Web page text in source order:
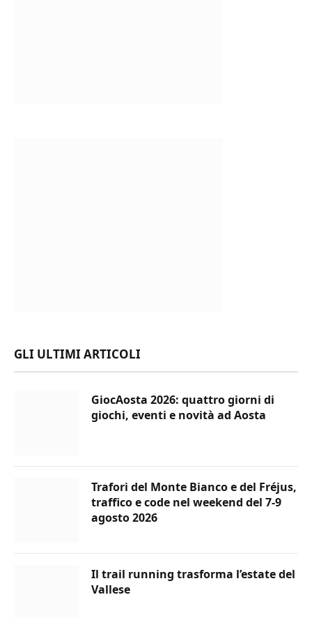
GLI ULTIMI ARTICOLI
GiocAosta 2026: quattro giorni di
giochi, eventi e novità ad Aosta
Trafori del Monte Bianco e del Fréjus,
traffico e code nel weekend del 7-9
agosto 2026
Il trail running trasforma l’estate del
Vallese